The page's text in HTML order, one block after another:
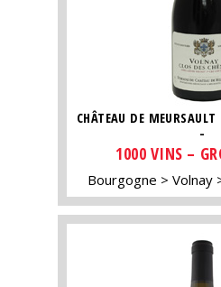
CHÂTEAU DE MEURSAULT
-
1000 VINS –
Bourgogne Volnay